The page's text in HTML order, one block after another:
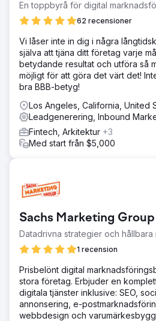
En toppbyrå för digital
62 recensioner
Vi låser inte in dig i några
själva att tjäna ditt företag varje
betydande resultat och utföra så
möjligt för att göra det värt det!
bra BBB-betyg!
Los Angeles, California, United
Leadgenerering, Inbound
Fintech, Arkitektur +3
Med start från $5,000
Sachs Marketing Group
Datadrivna strategier och hållbara
1 recension
Prisbelönt digital
stora företag. Erbjuder en
digitala tjänster inklusive: SEO,
annonsering, e-
webbdesign och